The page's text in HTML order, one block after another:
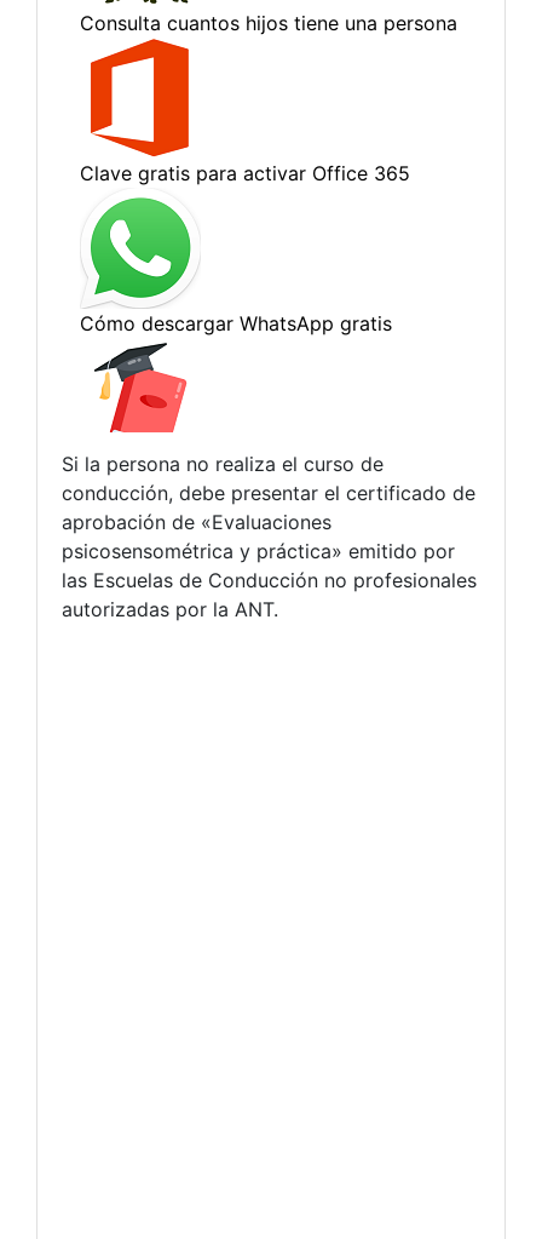
Si la persona no realiza el curso de
conducción, debe presentar el certificado de
aprobación de «Evaluaciones
psicosensométrica y práctica» emitido por
las Escuelas de Conducción no profesionales
autorizadas por la ANT.